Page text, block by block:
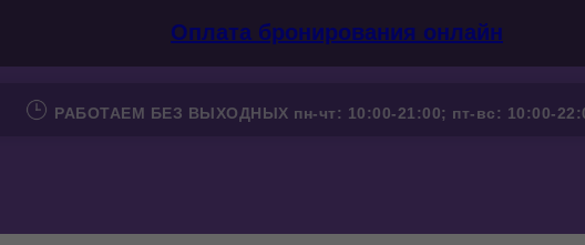
Оплата бронирования онлайн
РАБОТАЕМ БЕЗ ВЫХОДНЫХ пн-чт: 10:00-21:00; пт-вс: 10:00-